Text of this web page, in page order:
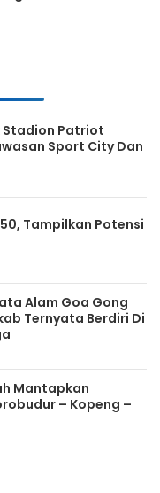
Stadion Patriot
Sport City Dan
Tampilkan Potensi
Alam Goa Gong
Ternyata Berdiri Di
Mantapkan
– Kopeng –